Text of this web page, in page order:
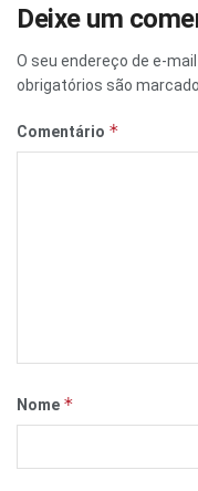
Deixe um
O seu endereço de e-
obrigatórios são
Comentário *
Nome *